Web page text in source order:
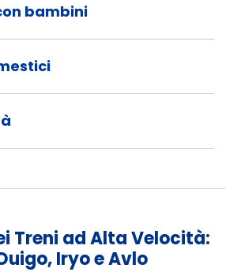
bambini
Treni ad Alta Velocità:
Iryo e Avlo